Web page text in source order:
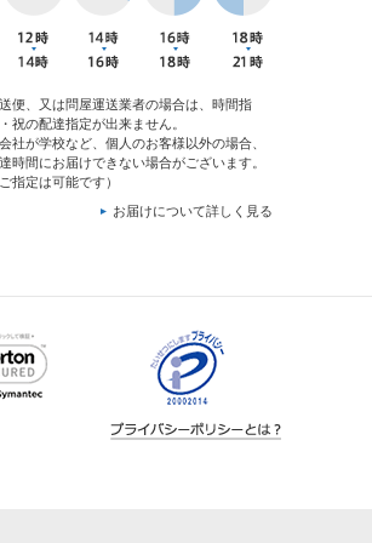
便、又は問屋運送業者の場合は、時間指
祝の配達指定が出来ません。
社が学校など、個人のお客様以外の場合、
時間にお届けできない場合がございます。
指定は可能です）
お届けについて詳しく見る